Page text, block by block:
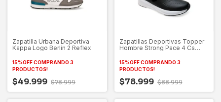
Zapatilla Urbana Deportiva
Kappa Logo Berlin 2 Reflex
15%OFF COMPRANDO 3
PRODUCTOS!
$49.999 $78.999
Zapatillas Deportivas Topper
Hombre Strong Pace 4 Cs
15%OFF COMPRANDO 3
PRODUCTOS!
$78.999 $88.999